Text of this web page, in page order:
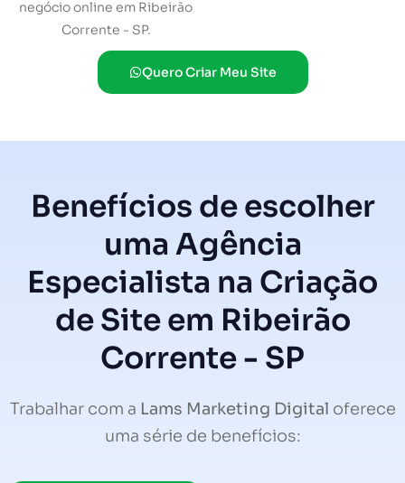
negócio online em Ribeirão
Corrente - SP.
Quero Criar Meu Site
Benefícios de escolher
uma Agência
Especialista na Criação
de Site em Ribeirão
Corrente - SP
Trabalhar com a Lams Marketing Digital oferece
uma série de benefícios: